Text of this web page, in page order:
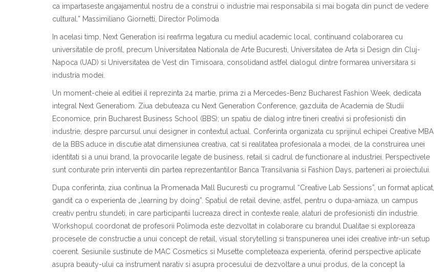
ca impartaseste angajamentul nostru de a construi o industrie mai responsabil a si mai bogata din punct de vedere
cultural ” Massimiliano Giornetti, Director Polimoda
n acelasi timp, Next Generation isi reafirma legatura cu mediul academic local, continuand colaborarea cu
universitatile de profil, precum Universitatea National a de Arte Bucuresti, Universitatea de Arta si Design din Cluj-
Napoca (UAD) si Universitatea de Vest din Timisoara, consolidand astfel dialogul dintre formarea universitara si
industria modei.
Un moment-cheie al editiei i l reprezinta 24 martie, prima zi a Mercedes-Benz Bucharest Fashion Week, dedicata
integral Next Generatiom. Ziua debuteaza cu Next Generation Conference, gazduita de Academia de Studii
Economice, prin Bucharest Business School (BBS); un spatiu de dialog intre tineri creativi si profesionisti din
industrie, despre parcursul unui designer in contextul actual. Conferinta organizata cu sprijinul echipei Creative MBA
de la BBS aduce in discutie atat dimensiunea creativa , cat si realitatea profesional a a modei, de la construirea unei
identitati si a unui brand, la provocarile legate de business, retail si cadrul de functionare al industriei. Perspectivele
sunt conturate prin interventii din partea reprezentantilor Banca Transilvania si Fashion Days, parteneri ai proiectului.
Dupa conferinta , ziua continua la Promenada Mall Bucuresti cu programul “Creative Lab Sessions”, un format aplicat,
gandit ca o experienta de „learning by doing”. Spatiul de retail devine, astfel, pentru o dupa-amiaza , un campus
creativ pentru stundeti, in care participantii lucreaza direct in contexte reale, al aturi de profesionisti din industrie.
Workshopul coordonat de profesorii Polimoda este dezvoltat in colaborare cu brandul Dualitae si exploreaza
procesele de constructie a unui concept de retail, visual storytelling si transpunerea unei idei creative intr-un setup
coerent. Sesiunile sustinute de MAC Cosmetics si Musette completeaza experienta, oferind perspective aplicate
asupra beauty-ului ca instrument narativ si asupra procesului de dezvoltare a unui produs, de la concept la